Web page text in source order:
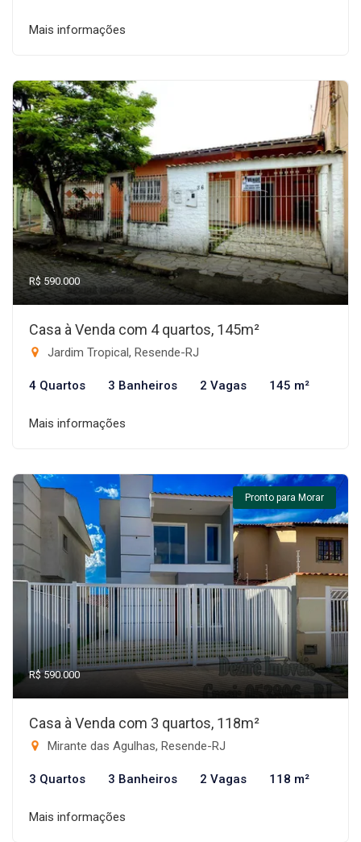
Mais informações
R$ 590.000
Casa à Venda com 4 quartos, 145m²
Jardim Tropical, Resende-RJ
4 Quartos 3 Banheiros 2 Vagas 145 m²
Mais informações
Pronto para Morar
R$ 590.000
Casa à Venda com 3 quartos, 118m²
Mirante das Agulhas, Resende-RJ
3 Quartos 3 Banheiros 2 Vagas 118 m²
Mais informações